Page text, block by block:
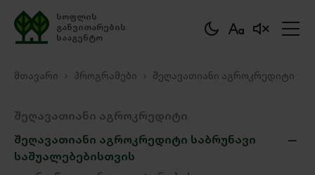
სოფლის
განვითარების
სააგენტო
მთავარი პროგრამები შეღავათიანი აგროკრედიტი
შეღავათიანი აგროკრედიტი
შეღავათიანი აგროკრედიტი საბრუნავი
საშუალებებისთვის